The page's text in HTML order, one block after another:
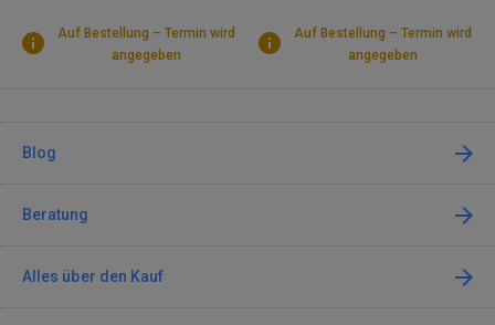
Auf Bestellung – Termin wird
angegeben
Auf Bestellung – Termin wird
angegeben
Blog
Beratung
Alles über den Kauf